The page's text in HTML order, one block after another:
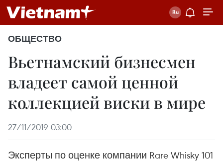
ОБЩЕСТВО
Вьетнамский бизнесмен
владеет самой ценной
коллекцией виски в мире
27/11/2019 03:00
Эксперты по оценке компании Rare Whisky 101